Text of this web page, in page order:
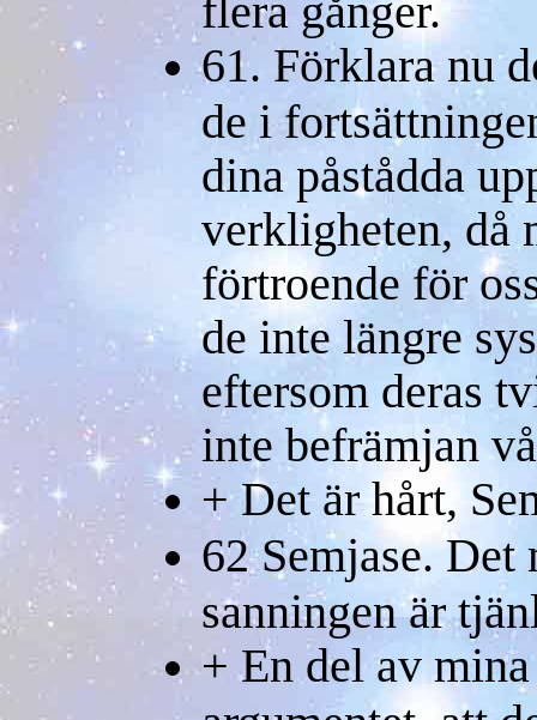
61. Förklara nu
de i
dina påstådda
verkligheten, då
förtroende för
de inte längre
eftersom deras
inte befrämjan
+ Det är hårt,
62 Semjase. Det
sanningen är
+ En del av